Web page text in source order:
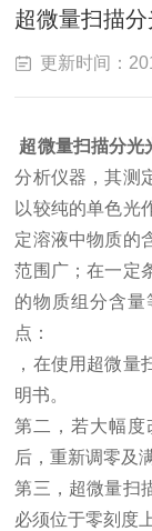
超微量扫描
更新时间：
超微量扫描分光
分析仪器，其测
以较纯的单色光
定溶液中物质的
范围广；在一定
的物质组分含
点：
，在使用超微量
明书。
第二，若大幅度
后，重新调零及
第三，超微量扫
必须位于零刻度